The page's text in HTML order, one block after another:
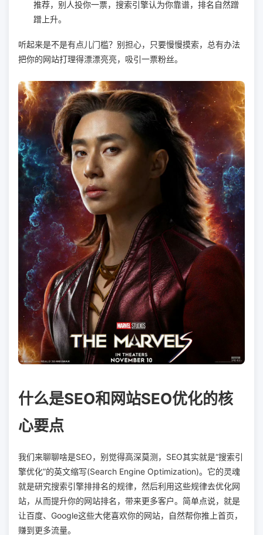
推荐，别人投你一票，搜索引擎认为你靠谱，排名自然蹭
蹭上升。
听起来是不是有点儿门槛？别担心，只要慢慢摸索，总有办法
把你的网站打理得漂漂亮亮，吸引一票粉丝。
什么是SEO和网站SEO优化的核
心要点
我们来聊聊啥是SEO，别觉得高深莫测，SEO其实就是“搜索引
擎优化”的英文缩写(Search Engine Optimization)。它的灵魂
就是研究搜索引擎排排名的规律，然后利用这些规律去优化网
站，从而提升你的网站排名，带来更多客户。简单点说，就是
让百度、Google这些大佬喜欢你的网站，自然帮你推上首页，
赚到更多流量。